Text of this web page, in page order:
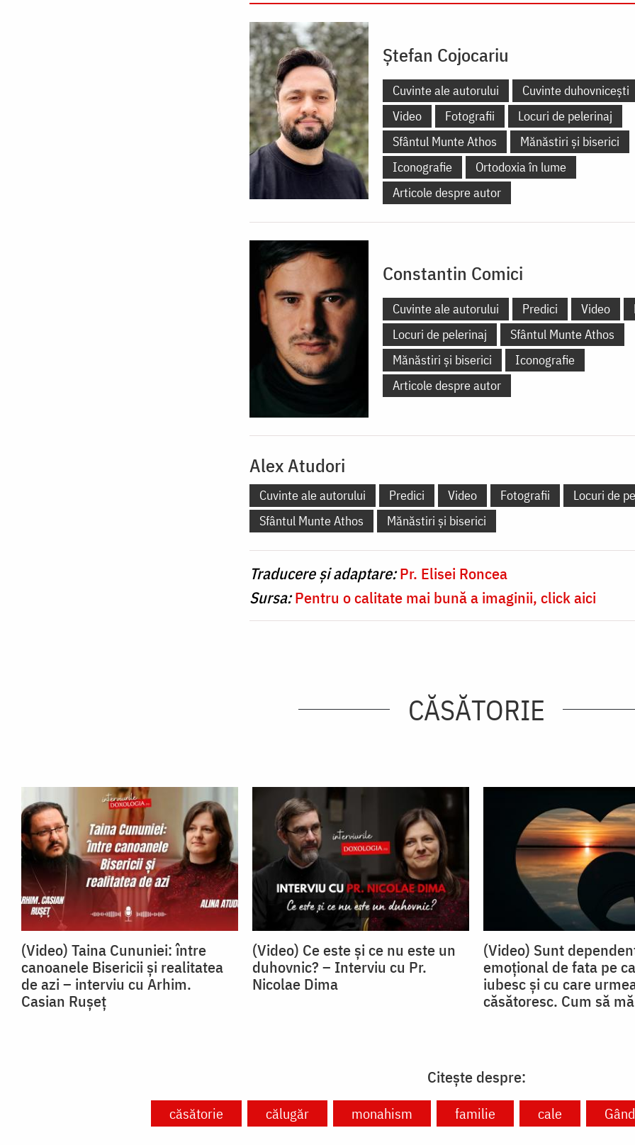
Ștefan Cojocariu
Cuvinte ale autorului Cuvinte duhovnicești
Video
Fotografii
Locuri de pelerinaj
Sfântul Munte Athos
Mănăstiri și biserici
Iconografie
Ortodoxia în lume
Articole despre autor
Constantin Comici
Cuvinte ale autorului Predici Video
Locuri de pelerinaj
Sfântul Munte Athos
Mănăstiri și biserici
Iconografie
Articole despre autor
Alex Atudori
Cuvinte ale autorului Predici Video Fotografii
Locuri de
Sfântul Munte Athos
Mănăstiri și biserici
Traducere și adaptare:Pr. Elisei Roncea
Sursa:Pentru o calitate mai bună a imaginii, click aici
CĂSĂTORIE
(Video) Taina Cununiei: între
canoanele Bisericii și realitatea
de azi – interviu cu Arhim.
Casian Rușeț
(Video) Ce este și ce nu este un
duhovnic? – Interviu cu Pr.
Nicolae Dima
(Video) Sunt
emoțional de fata pe
iubesc și cu care
căsătoresc. Cum să
Citește despre:
căsătorie călugăr monahism familie cale